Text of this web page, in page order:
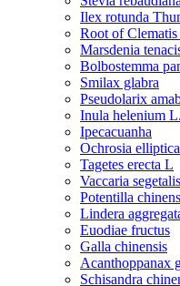
Ilex rotunda
Root of Clematis
Marsdenia
Bolbostemma
Smilax glabra
Pseudolarix
Inula helenium L.
Ipecacuanha
Ochrosia
Tagetes erecta L
Vaccaria
Potentilla
Lindera
Euodiae fructus
Galla chinensis
Acanthoppanax
Schisandra